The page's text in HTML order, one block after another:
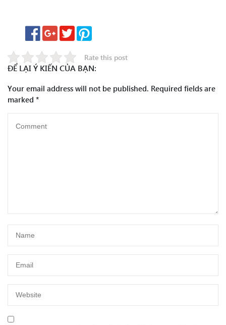
Rate this post
ĐỂ LẠI Ý KIẾN CỦA BẠN:
Your email address will not be published. Required fields are
marked *